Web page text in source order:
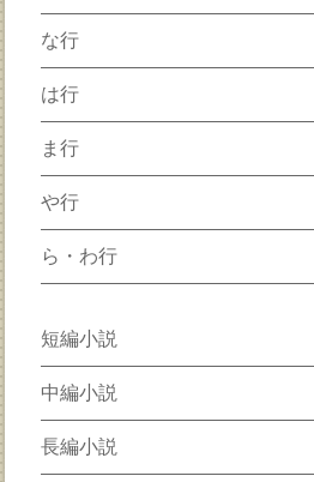
な行
は行
ま行
や行
ら・わ行
短編小説
中編小説
長編小説